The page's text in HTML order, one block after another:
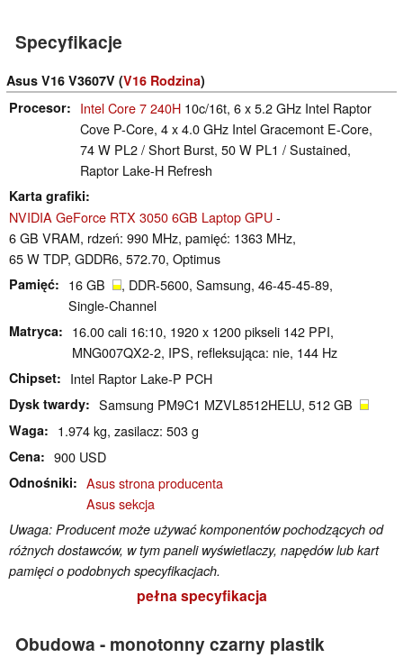
Specyfikacje
Asus V16 V3607V (V16 Rodzina)
Procesor
Intel Core 7 240H 10c/16t, 6 x 5.2 GHz Intel Raptor
Cove P-Core, 4 x 4.0 GHz Intel Gracemont E-Core,
74 W PL2 / Short Burst, 50 W PL1 / Sustained,
Raptor Lake-H Refresh
Karta grafiki
NVIDIA GeForce RTX 3050 6GB Laptop GPU-
6 GB VRAM, rdzeń: 990 MHz, pamięć: 1363 MHz,
65 W TDP, GDDR6, 572.70, Optimus
Pamięć 16 GB
, DDR-5600, Samsung, 46-45-45-89,
Single-Channel
Matryca
16.00 cali 16:10, 1920 x 1200 pikseli 142 PPI,
MNG007QX2-2, IPS, refleksująca: nie, 144 Hz
Chipset Intel Raptor Lake-P PCH
Dysk twardy Samsung PM9C1 MZVL8512HELU, 512 GB
Waga 1.974 kg, zasilacz: 503 g
Cena 900 USD
Odnośniki
Asus strona producenta
Asus sekcja
Uwaga: Producent może używać komponentów pochodzących od
różnych dostawców, w tym paneli wyświetlaczy, napędów lub kart
pamięci o podobnych specyfikacjach.
pełna specyfikacja
Obudowa - monotonny czarny plastik